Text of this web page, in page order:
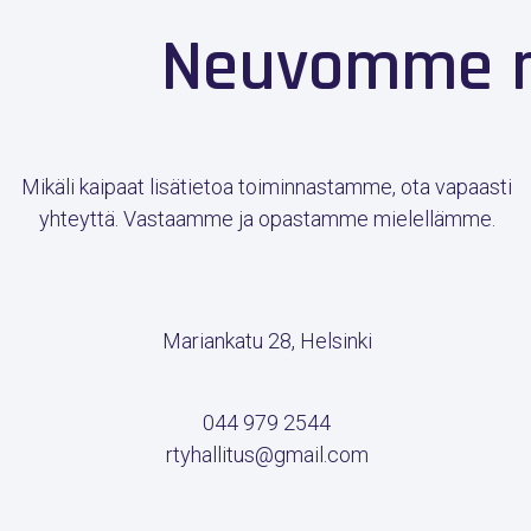
Neuvomme
Mikäli kaipaat lisätietoa toiminnastamme, ota vapaasti
yhteyttä. Vastaamme ja opastamme mielellämme.
Mariankatu 28, Helsinki
044 979 2544
rtyhallitus@gmail.com